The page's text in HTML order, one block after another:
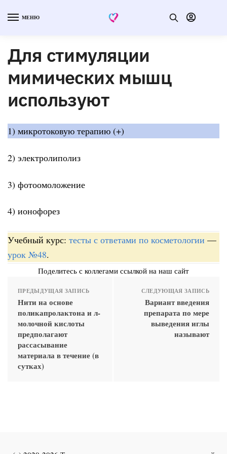
МЕНЮ
Для стимуляции
мимических мышц
используют
1) микротоковую терапию (+)
2) электролиполиз
3) фотоомоложение
4) ионофорез
Учебный курс: тесты с ответами по косметологии —
урок №48.
Поделитесь с коллегами ссылкой на наш сайт
ПРЕДЫДУЩАЯ ЗАПИСЬ
Нити на основе
поликапролактона и л-
молочной кислоты
предполагают
рассасывание
материала в течение (в
сутках)
СЛЕДУЮЩАЯ ЗАПИСЬ
Вариант введения
препарата по мере
выведения иглы
называют